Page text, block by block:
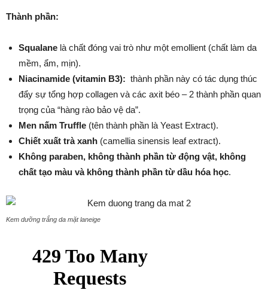
Thành phần:
Squalane là chất đóng vai trò như một emollient (chất làm da
mềm, ẩm, mịn).
Niacinamide (vitamin B3): thành phần này có tác dụng thúc
đẩy sự tổng hợp collagen và các axit béo – 2 thành phần quan
trọng của “hàng rào bảo vệ da”.
Men nấm Truffle (tên thành phần là Yeast Extract).
Chiết xuất trà xanh (camellia sinensis leaf extract).
Không paraben, không thành phần từ động vật, không
chất tạo màu và không thành phần từ dầu hóa học.
Kem dưỡng trắng da mặt laneige